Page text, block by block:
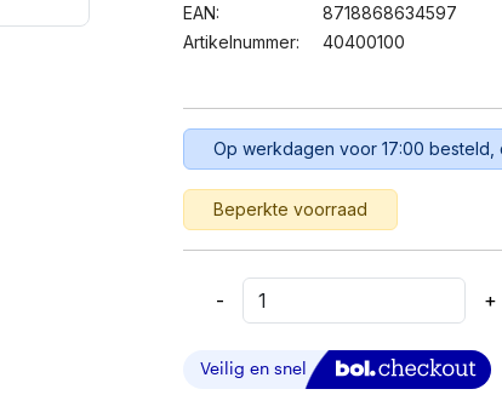
EAN:
8718868634597
Artikelnummer:
40400100
Op werkdagen voor 17:00
Beperkte voorraad
-
Purekeys
-
+